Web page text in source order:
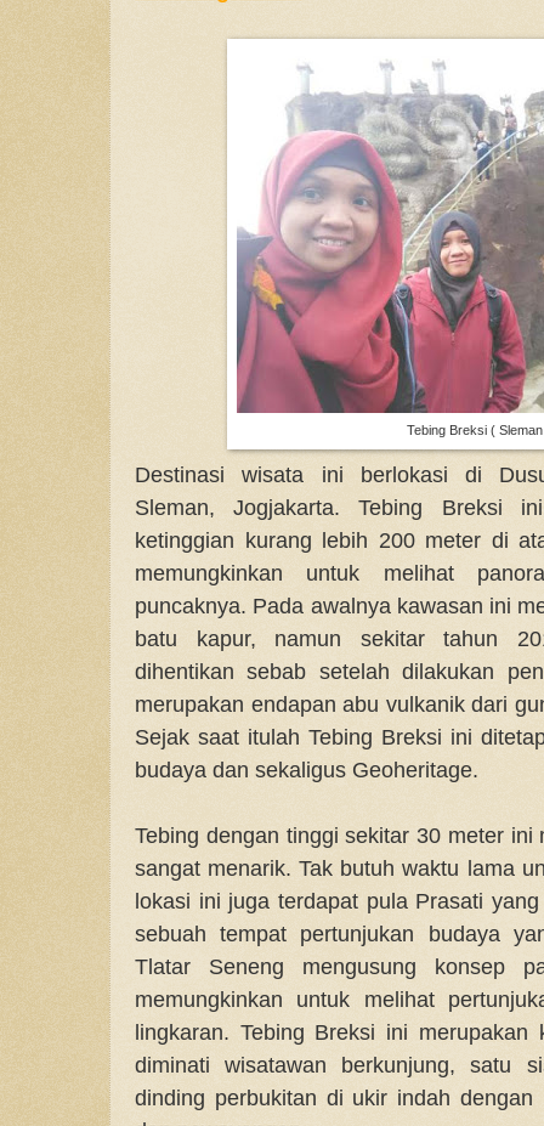
Tebing Breksi (
Destinasi wisata ini berlokasi di
Sleman, Jogjakarta. Tebing Breksi
ketinggian kurang lebih 200 meter di
memungkinkan untuk melihat
puncaknya. Pada awalnya kawasan ini
batu kapur, namun sekitar tahun
dihentikan sebab setelah dilakukan
merupakan endapan abu vulkanik dari
Sejak saat itulah Tebing Breksi ini
budaya dan sekaligus Geoheritage.
Tebing dengan tinggi sekitar 30 meter
sangat menarik. Tak butuh waktu lama
lokasi ini juga terdapat pula Prasati
sebuah tempat pertunjukan budaya
Tlatar Seneng mengusung konsep
memungkinkan untuk melihat
lingkaran. Tebing Breksi ini merupakan
diminati wisatawan berkunjung, satu
dinding perbukitan di ukir indah